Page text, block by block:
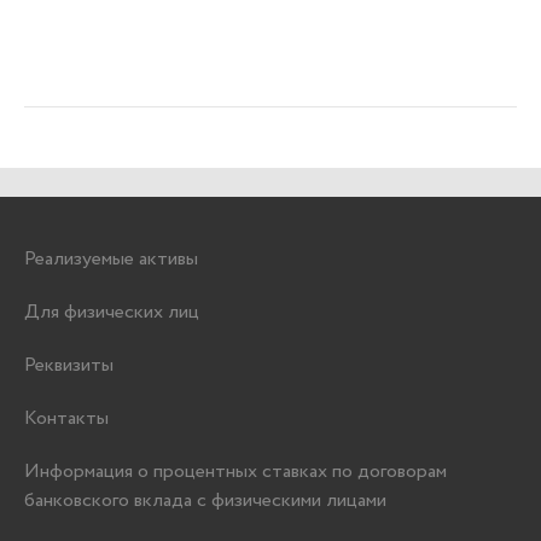
Реализуемые активы
Для физических лиц
Реквизиты
Контакты
Информация о процентных ставках по договорам
банковского вклада с физическими лицами